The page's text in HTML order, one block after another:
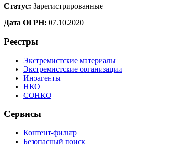
Статус: Зарегистрированные
Дата ОГРН: 07.10.2020
Реестры
Экстремистские материалы
Экстремистские организации
Иноагенты
НКО
СОНКО
Сервисы
Контент-фильтр
Безопасный поиск